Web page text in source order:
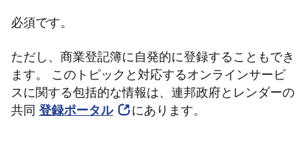
必須です。
ただし、商業登記簿に自発的に登録することもでき
ます。 このトピックと対応するオンラインサービ
スに関する包括的な情報は、連邦政府とレンダーの
共同 登録ポータル にあります。